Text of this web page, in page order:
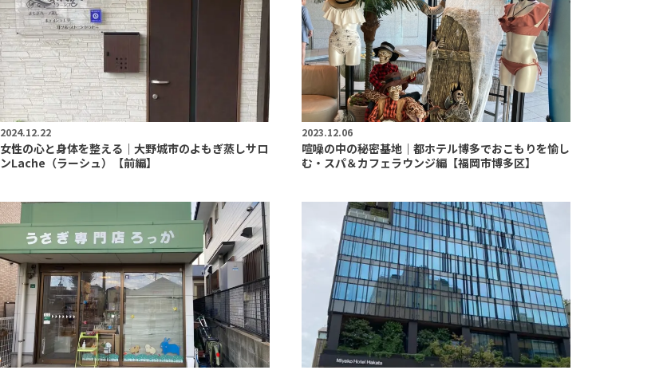
2024.12.22
女性の心と身体を整える｜大野城市のよもぎ蒸しサロ
ンLache（ラーシュ）【前編】
2023.12.06
喧噪の中の秘密基地｜都ホテル博多でおこもりを愉し
む・スパ＆カフェラウンジ編【福岡市博多区】